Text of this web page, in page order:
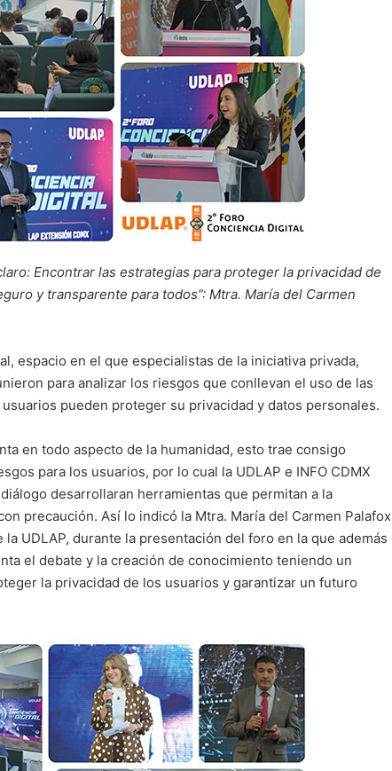
Encontrar las estrategias para proteger la privacidad de
y transparente para todos”: Mtra. María del Carmen
espacio en el que especialistas de la iniciativa privada,
para analizar los riesgos que conllevan el uso de las
pueden proteger su privacidad y datos personales.
en todo aspecto de la humanidad, esto trae consigo
para los usuarios, por lo cual la UDLAP e INFO CDMX
desarrollaran herramientas que permitan a la
precaución. Así lo indicó la Mtra. María del Carmen Palafox
UDLAP, durante la presentación del foro en la que además
el debate y la creación de conocimiento teniendo un
la privacidad de los usuarios y garantizar un futuro